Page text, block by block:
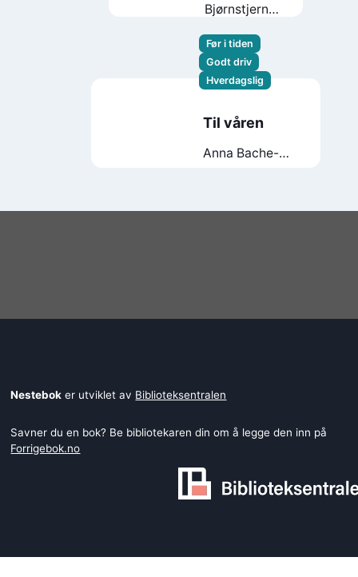
Bjørnstjerne
Før i tiden
Godt driv
Hverdagslig
Til våren
Anna Bache-
Nestebok er utviklet av Biblioteksentralen
Savner du en bok? Be bibliotekaren din om å legge den inn på
Forrigebok.no